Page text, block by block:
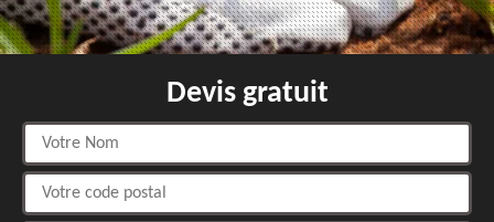
Devis gratuit